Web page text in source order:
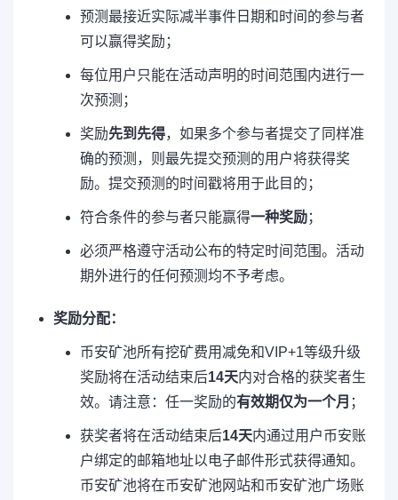
预测最接近实际减半事件日期和时间的参与者
可以赢得奖励；
每位用户只能在活动声明的时间范围内进行一
次预测；
奖励先到先得，如果多个参与者提交了同样准
确的预测，则最先提交预测的用户将获得奖
励。提交预测的时间戳将用于此目的；
符合条件的参与者只能赢得一种奖励；
必须严格遵守活动公布的特定时间范围。活动
期外进行的任何预测均不予考虑。
奖励分配：
币安矿池所有挖矿费用减免和VIP+1等级升级
奖励将在活动结束后14天内对合格的获奖者生
效。请注意：任一奖励的有效期仅为一个月 ；
获奖者将在活动结束后14天内通过用户币安账
户绑定的邮箱地址以电子邮件形式获得通知。
币安矿池将在币安矿池网站和币安矿池广场账